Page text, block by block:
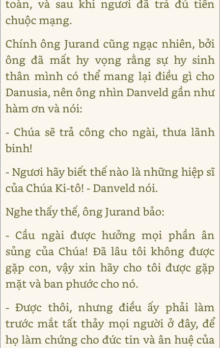
toàn, và sau khi ngươi đã trả đủ tiền
chuộc mạng.
Chính ông Jurand cũng ngạc nhiên, bởi
ông đã mất hy vọng rằng sự hy sinh
thân mình có thể mang lại điều gì cho
Danusia, nên ông nhìn Danveld gần như
hàm ơn và nói:
- Chúa sẽ trả công cho ngài, thưa lãnh
binh!
- Ngươi hãy biết thế nào là những hiệp sĩ
của Chúa Ki-tô! - Danveld nói.
Nghe thấy thế, ông Jurand bảo:
- Cầu ngài được hưởng mọi phần ân
sủng của Chúa! Đã lâu tôi không được
gặp con, vậy xin hãy cho tôi được gặp
mặt và ban phước cho nó.
- Được thôi, nhưng điều ấy phải làm
trước mắt tất thảy mọi người ở đây, để
họ làm chứng cho đức tin và ân huệ của